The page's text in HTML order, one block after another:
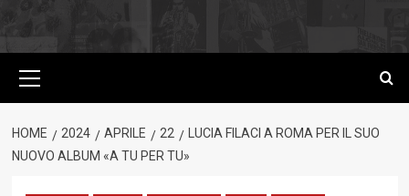
principale
HOME 2024 APRILE 22
LUCIA FILACI A ROMA PER IL SUO
NUOVO ALBUM «A TU PER TU»